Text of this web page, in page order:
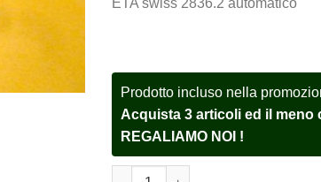
Prodotto incluso nella
Acquista 3 articoli ed il meno
REGALIAMO NOI !
Rolex replica GMT Master 1675